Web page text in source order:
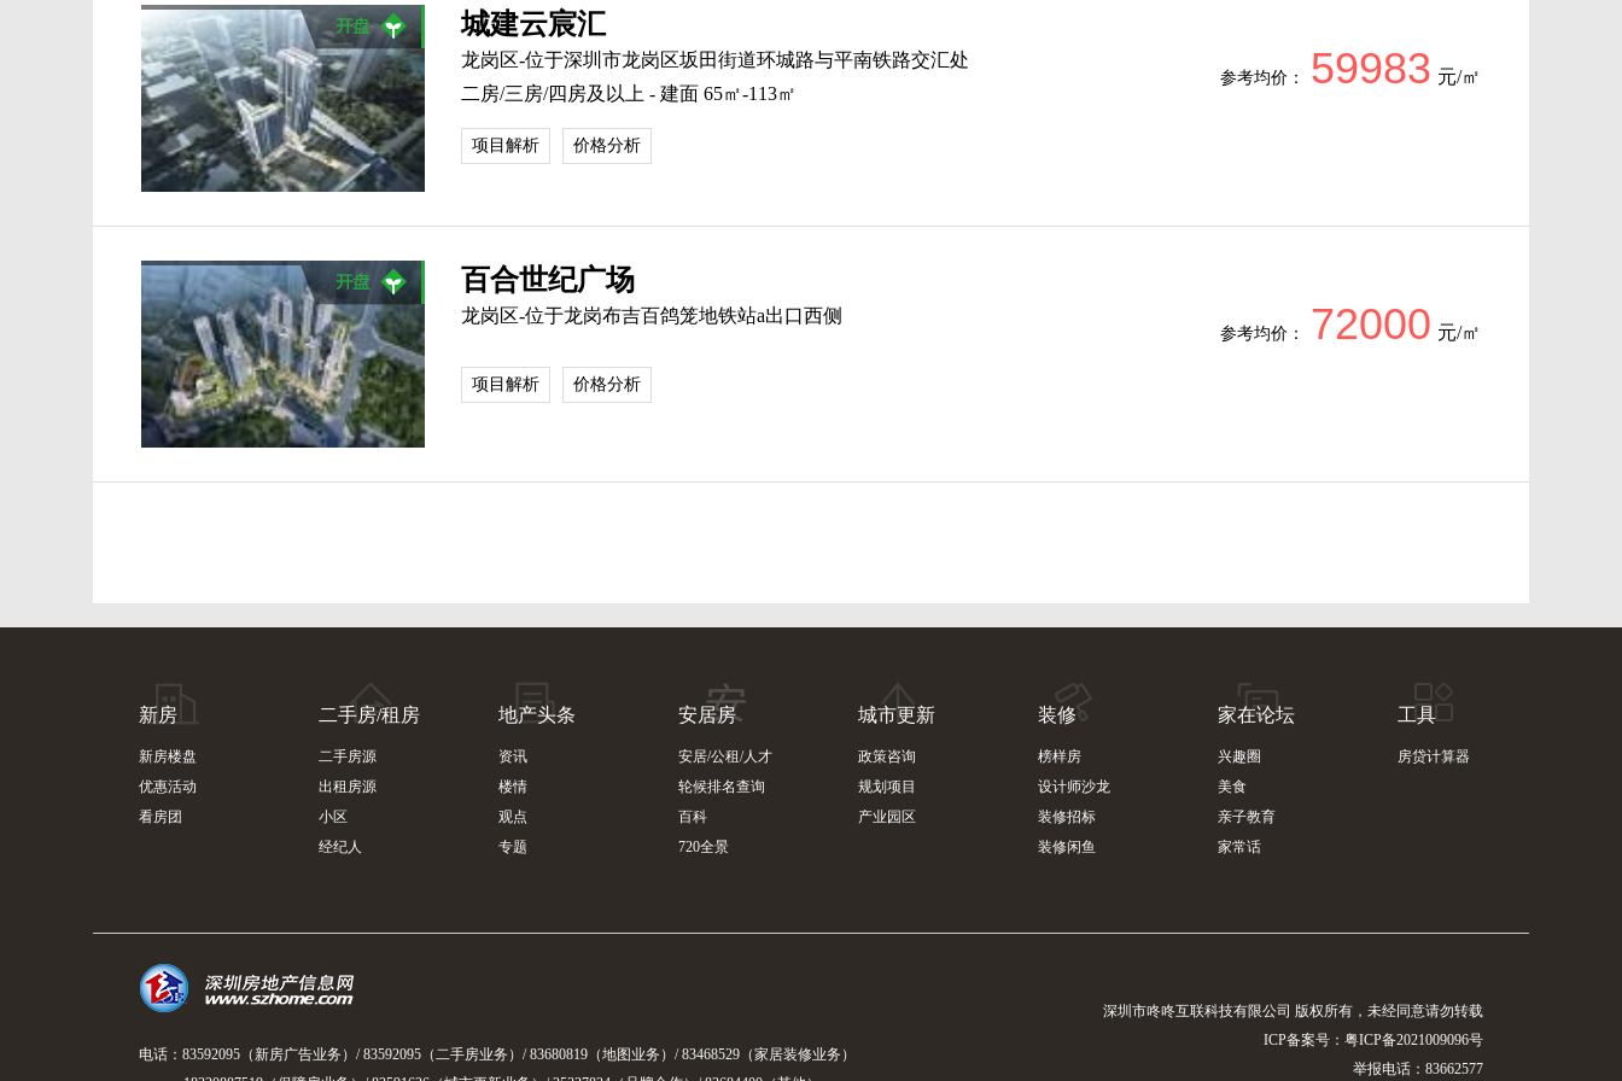
城建云宸汇
龙岗区-位于深圳市龙岗区坂田街道环城路与平南铁路交汇处
二房/三房/四房及以上 - 建面 65㎡-113㎡
参考均价： 59983 元/㎡
项目解析 价格分析
百合世纪广场
龙岗区-位于龙岗布吉百鸽笼地铁站a出口西侧
参考均价： 72000 元/㎡
项目解析 价格分析
新房
新房楼盘
优惠活动
看房团
二手房/租房
二手房源
出租房源
小区
经纪人
地产头条
资讯
楼情
观点
专题
安居房
安居/公租/人才
轮候排名查询
百科
720全景
城市更新
政策咨询
规划项目
产业园区
装修
榜样房
设计师沙龙
装修招标
装修闲鱼
家在论坛
兴趣圈
美食
亲子教育
家常话
工具
房贷计算器
电话：83592095（新房广告业务）/ 83592095（二手房业务）/ 83680819（地图业务）/ 83468529（家居装修业务）
深圳市咚咚互联科技有限公司 版权所有，未经同意请勿转载
ICP备案号： 粤ICP备2021009096号
举报电话：83662577